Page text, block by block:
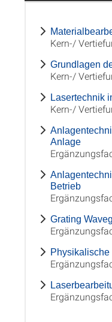
Kern-/
Grundlagen
Kern-/
Lasertechnik
Kern-/
Anlage
Betrieb
Grating